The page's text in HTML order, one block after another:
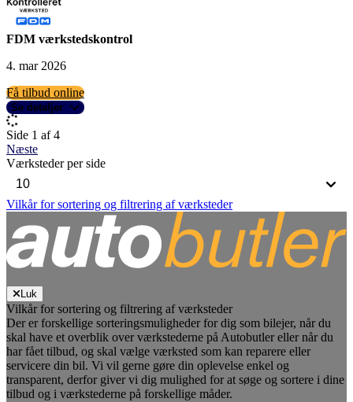
FDM værkstedskontrol
4. mar 2026
Få tilbud online
Se detaljer
Side 1 af 4
Næste
Værksteder per side
Vilkår for sortering og filtrering af værksteder
Luk
Vilkår for sortering og filtrering af værksteder
Der er forskellige sorteringsmuligheder for dig som bilejer, når du
skal have et overblik over værkstederne på Autobutler eller når du
har fået tilbud, og skal vælge værksted som kan reparere eller
servicere din bil. Vi vil gerne gøre din oplevelse enkel og
transparent, derfor giver vi dig mulighed for at søge og sortere i dine
tilbud og i værkstederne på forskellige måder.